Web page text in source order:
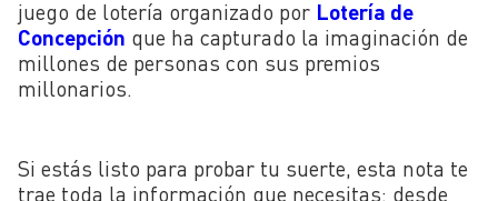
juego de lotería organizado por Lotería de
Concepción que ha capturado la imaginación de
millones de personas con sus premios
millonarios.
Si estás listo para probar tu suerte, esta nota te
trae toda la información que necesitas: desde